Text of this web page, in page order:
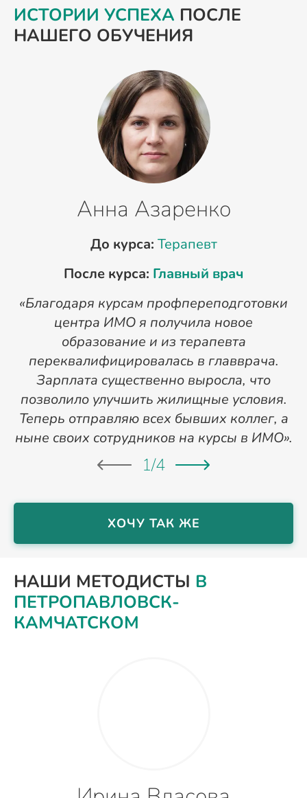
ИСТОРИИ УСПЕХА ПОСЛЕ
НАШЕГО ОБУЧЕНИЯ
Анна Азаренко
До курса: Терапевт
После курса: Главный врач
«Благодаря курсам профпереподготовки
центра ИМО я получила новое
образование и из терапевта
переквалифицировалась в главврача.
Зарплата существенно выросла, что
позволило улучшить жилищные условия.
Теперь отправляю всех бывших коллег, а
ныне своих сотрудников на курсы в ИМО».
1/4
ХОЧУ ТАК ЖЕ
НАШИ МЕТОДИСТЫ В
ПЕТРОПАВЛОВСК-
КАМЧАТСКОМ